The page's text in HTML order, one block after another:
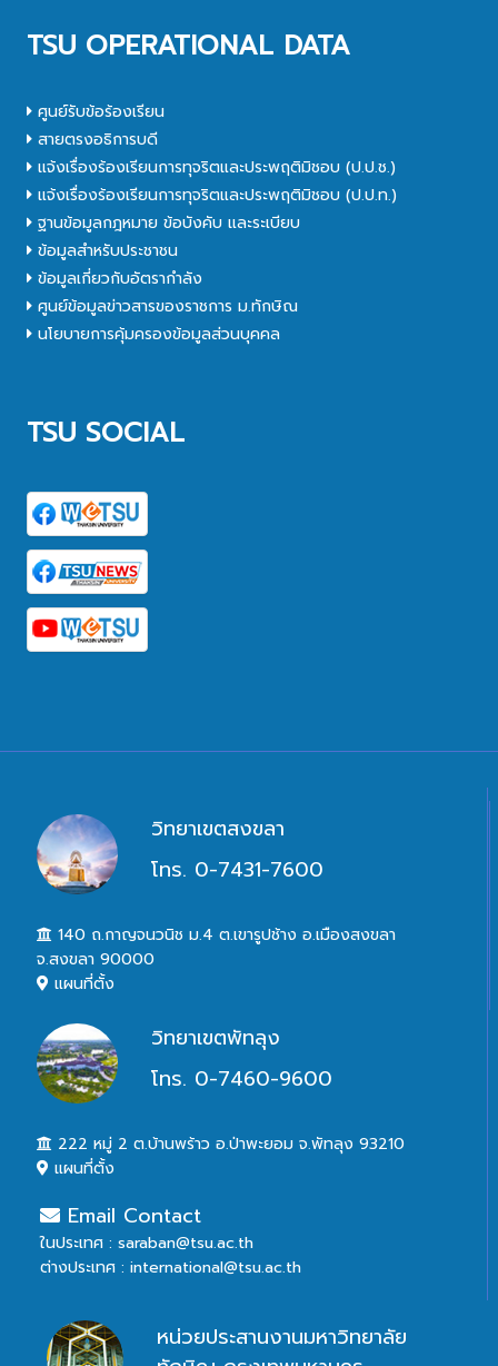
TSU OPERATIONAL DATA
ศูนย์รับข้อร้องเรียน
สายตรงอธิการบดี
แจ้งเรื่องร้องเรียนการทุจริตและประพฤติมิชอบ (ป.ป.ช.)
แจ้งเรื่องร้องเรียนการทุจริตและประพฤติมิชอบ (ป.ป.ท.)
ฐานข้อมูลกฎหมาย ข้อบังคับ และระเบียบ
ข้อมูลสำหรับประชาชน
ข้อมูลเกี่ยวกับอัตรากำลัง
ศูนย์ข้อมูลข่าวสารของราชการ ม.ทักษิณ
นโยบายการคุ้มครองข้อมูลส่วนบุคคล
TSU SOCIAL
วิทยาเขตสงขลา
โทร. 0-7431-7600
140 ถ.กาญจนวนิช ม.4 ต.เขารูปช้าง อ.เมืองสงขลา
จ.สงขลา 90000
แผนที่ตั้ง
วิทยาเขตพัทลุง
โทร. 0-7460-9600
222 หมู่ 2 ต.บ้านพร้าว อ.ป่าพะยอม จ.พัทลุง 93210
แผนที่ตั้ง
Email Contact
ในประเทศ : saraban@tsu.ac.th
ต่างประเทศ : international@tsu.ac.th
หน่วยประสานงานมหาวิทยาลัย